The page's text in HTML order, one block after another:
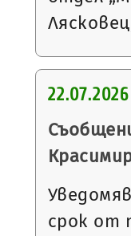
22.07.2026
срок от